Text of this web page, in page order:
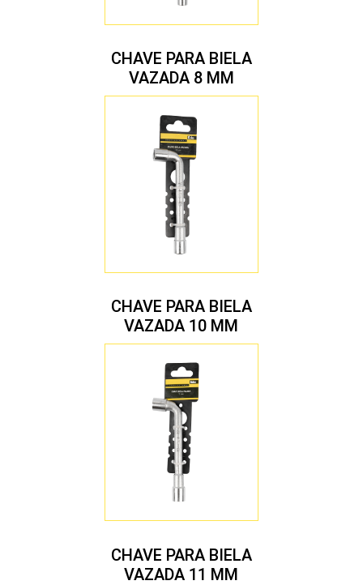
CHAVE PARA BIELA
VAZADA 8 MM
CHAVE PARA BIELA
VAZADA 10 MM
CHAVE PARA BIELA
VAZADA 11 MM